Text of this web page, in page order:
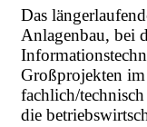
Das
Anlagenbau, bei
Großprojekten
fachlich/
die